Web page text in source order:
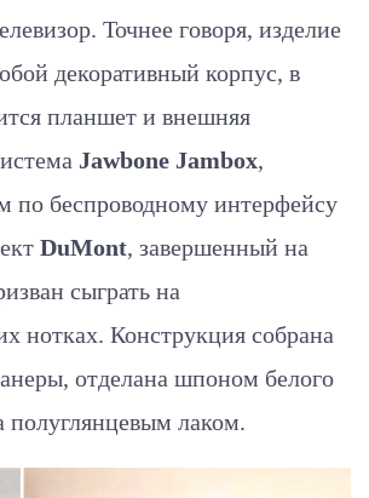
Точнее говоря, изделие
декоративный корпус, в
планшет и внешняя
Jawbone Jambox,
по беспроводному интерфейсу
DuMont, завершенный на
сыграть на
нотках. Конструкция собрана
отделана шпоном белого
полуглянцевым лаком.